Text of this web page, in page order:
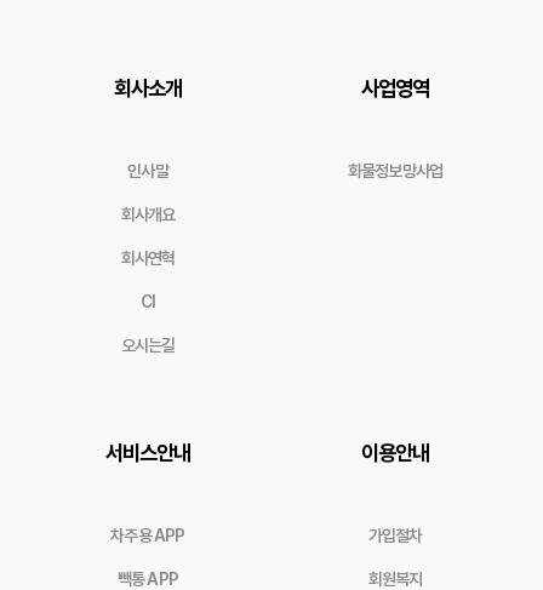
회사소개
인사말
회사개요
회사연혁
CI
오시는길
사업영역
화물정보망사업
서비스안내
차주용 APP
빽통 APP
이용안내
가입절차
회원복지